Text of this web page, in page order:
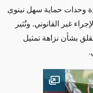
وحدات حماية سهل نينوى
غير القانوني. وتُثير
بشأن نزاهة تمثيل
Open image